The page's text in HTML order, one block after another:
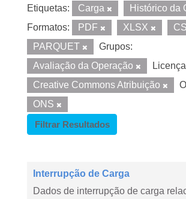
Etiquetas: Carga
Histórico da
Formatos:
PDF XLSX
PARQUET
Grupos:
Avaliação da Operação
Creative Commons Atribuição
ONS
Filtrar Resultados
Interrupção de Carga
Dados de interrupção de carga